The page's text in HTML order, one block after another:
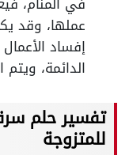
عملها، وقد
إفساد
الدائمة، ويتم
تفسير حلم
للمتزوجة